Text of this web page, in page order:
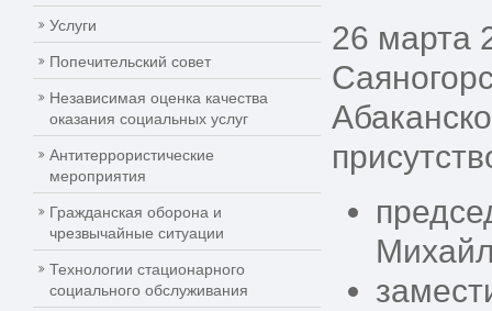
Услуги
Попечительский совет
Независимая оценка качества
оказания социальных услуг
Антитеррористические
мероприятия
Гражданская оборона и
чрезвычайные ситуации
Технологии стационарного
социального обслуживания
26 марта